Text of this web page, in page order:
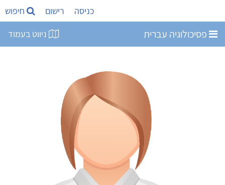
כניסה רישום חיפוש
פסיכולוגיה עברית ניווט בעמוד